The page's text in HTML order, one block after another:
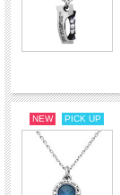
NEW PICK UP